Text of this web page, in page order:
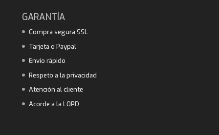
GARANTÍA
Compra segura SSL
Tarjeta o Paypal
Envío rápido
Respeto a la privacidad
Atención al cliente
Acorde a la LOPD